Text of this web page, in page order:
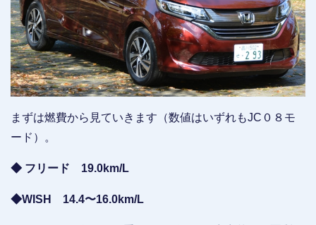
まずは燃費から見ていきます（数値はいずれもJC０８モ
ード）。
◆ フリード 19.0km/L
◆WISH 14.4〜16.0km/L